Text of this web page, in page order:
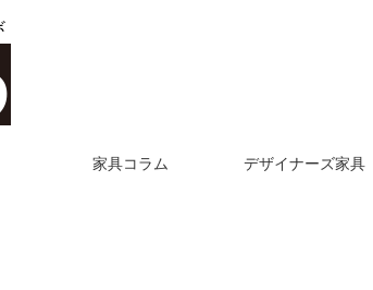
家具コラム デザイナーズ家具